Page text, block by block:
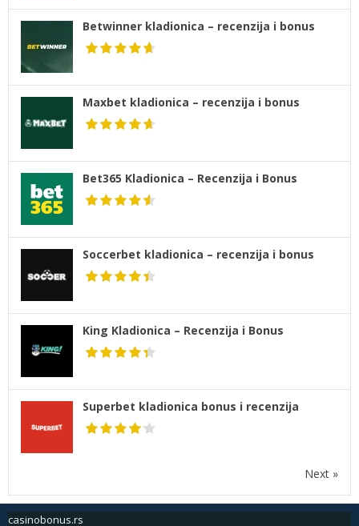
Betwinner kladionica – recenzija i bonus
Maxbet kladionica – recenzija i bonus
Bet365 Kladionica – Recenzija i Bonus
Soccerbet kladionica – recenzija i bonus
King Kladionica – Recenzija i Bonus
Superbet kladionica bonus i recenzija
Next »
casinobonus.rs